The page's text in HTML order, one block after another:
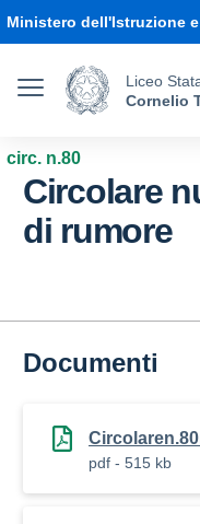
Ministero dell'Istruzione
Liceo
Cornelio
circ. n.80
Circolare
di rumore
Documenti
pdf - 515 kb